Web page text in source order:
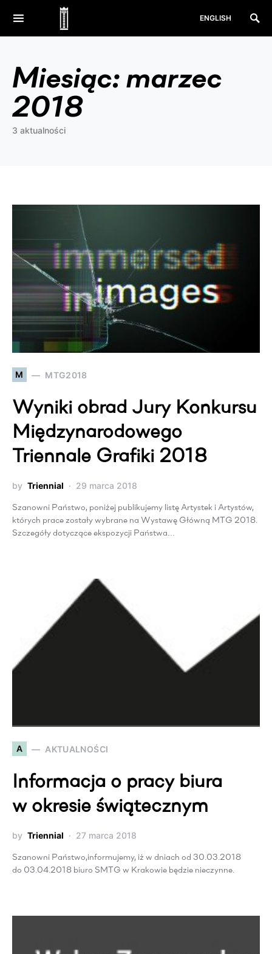
ENGLISH
Miesiąc: marzec
2018
3 aktualności
M MTG2018
Wyniki obrad Jury Konkursu
Międzynarodowego
Triennale Grafiki 2018
by Triennial 29 marca 2018
Szanowni Państwo, poniżej publikujemy listę Artystek i Artystów,
których prace zostały wybrane na Wystawę Główną MTG 2018.
Szczegóły dotyczące ekspozycji Państwa…
A AKTUALNOŚCI
Informacja o pracy biura
w okresie świątecznym
by Triennial 27 marca 2018
Szanowni Państwo,informujemy, iż w dniach od 30.03.2018
do 03.04.2018 biuro SMTG w Krakowie będzie nieczynne.